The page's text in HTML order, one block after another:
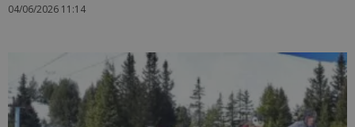
04/06/2026 11:14